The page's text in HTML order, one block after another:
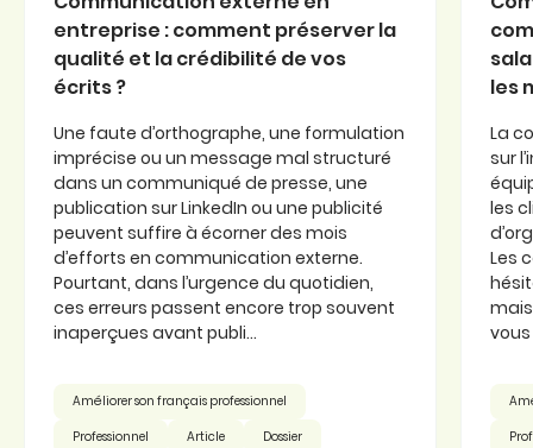
entreprise : comment préserver la
qualité et la crédibilité de vos
écrits ?
Une faute d’orthographe, une formulation
imprécise ou un message mal structuré
dans un communiqué de presse, une
publication sur LinkedIn ou une publicité
peuvent suffire à écorner des mois
d’efforts en communication externe.
Pourtant, dans l’urgence du quotidien,
ces erreurs passent encore trop souvent
inaperçues avant publi...
Améliorer son français professionnel
Professionnel
Article Dossier
les
La
sur
les
Les